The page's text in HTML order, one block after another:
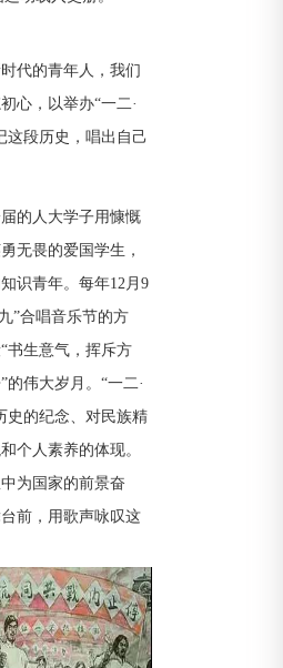
代的青年人，我们
心，以举办“一二·
这段历史，唱出自己
的人大学子用慷慨
无畏的爱国学生，
识青年。每年12月9
”合唱音乐节的方
书生意气，挥斥方
伟大岁月。“一二·
史的纪念、对民族精
个人素养的体现。
为国家的前景奋
前，用歌声咏叹这